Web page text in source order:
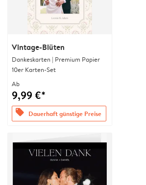
Vintage-Blüten
Dankeskarten | Premium Papier
10er Karten-Set
Ab
9,99 €*
offers Dauerhaft günstige Preise